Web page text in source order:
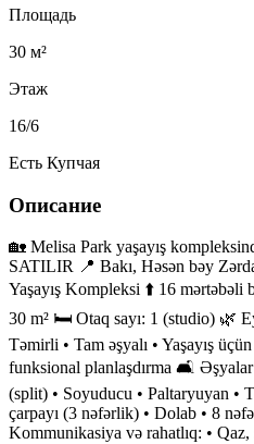
Площадь
30 м²
Этаж
16/6
Есть Купчая
Описание
🏡 Melisa Park yaşayış
SATILIR 📍 Bakı, Həsən bəy
Yaşayış Kompleksi ⬆️ 16 mərtəbəli
30 m² 🛏 Otaq sayı: 1 (studio) 🌿
Təmirli • Tam əşyalı • Yaşayış
funksional planlaşdırma 🛋 Əşyalar
(split) • Soyuducu • Paltaryuyan •
çarpayı (3 nəfərlik) • Dolab • 8
Kommunikasiya və rahatlıq: •